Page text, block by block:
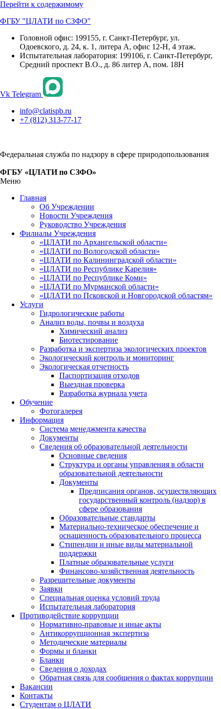
Перейти к содержимому
ФГБУ "ЦЛАТИ по СЗФО"
Головной офис: 199155, г. Санкт-Петербург, ул.
Одоевского, д. 24, к. 1, литера А, офис 12-Н, 4 этаж.
Испытательная лаборатория: 199106, г. Санкт-Петербург,
Средний проспект В.О., д. 86 литер А, пом. 18Н
Vk Telegram
info@clatispb.ru
+7 (812) 313-77-17
Федеральная служба по надзору в сфере природопользования
ФГБУ «ЦЛАТИ по СЗФО»
Меню
Главная
Об Учреждении
Новости Учреждения
Руководство Учреждения
Филиалы Учреждения
«ЦЛАТИ по Архангельской области»
«ЦЛАТИ по Вологодской области»
«ЦЛАТИ по Калининградской области»
«ЦЛАТИ по Республике Карелия»
«ЦЛАТИ по Республике Коми»
«ЦЛАТИ по Мурманской области»
«ЦЛАТИ по Псковской и Новгородской областям»
Услуги
Гидрологические работы
Анализ воды, почвы и воздуха
Химический анализ
Биотестирование
Разработка и экспертиза экологических проектов
Экологический контроль и мониторинг
Экологическая отчетность
Паспортизация отходов
Выездная проверка
Разработка журнала учета
Обучение
Фотогалерея
Информация
Система менеджмента качества
Документы
Сведения об образовательной деятельности
Основные сведения
Структура и органы управления в области
образовательной деятельности
Документы
Предписания органов, осуществляющих
государственный контроль (надзор) в
сфере образования
Образовательные стандарты
Материально-техническое обеспечение и
оснащенность образовательного процесса
Стипендии и иные виды материальной
поддержки
Платные образовательные услуги
Финансово-хозяйственная деятельность
Разрешительные документы
Заявки
Специальная оценка условий труда
Испытательная лаборатория
Противодействие коррупции
Нормативно-правовые и иные акты
Антикоррупционная экспертиза
Методические материалы
Формы и бланки
Бланки
Сведения о доходах
Обратная связь для сообщения о фактах коррупции
Вакансии
Контакты
Студентам о ЦЛАТИ